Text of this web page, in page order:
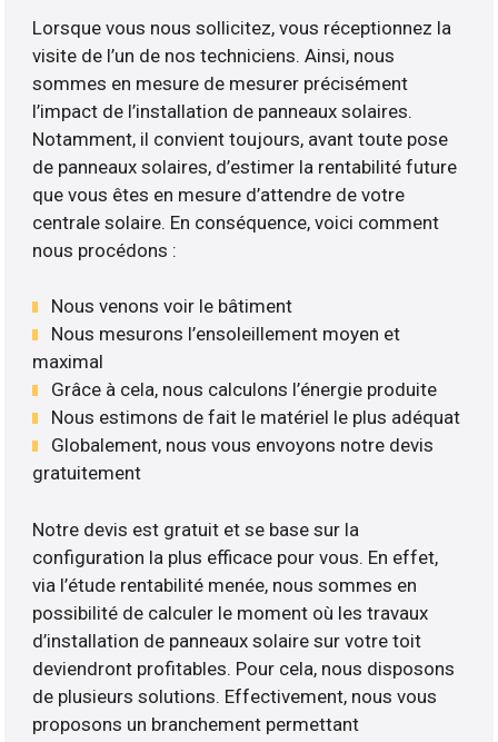
Lorsque vous nous sollicitez, vous réceptionnez la
visite de l’un de nos techniciens. Ainsi, nous
sommes en mesure de mesurer précisément
l’impact de l’installation de panneaux solaires.
Notamment, il convient toujours, avant toute pose
de panneaux solaires, d’estimer la rentabilité future
que vous êtes en mesure d’attendre de votre
centrale solaire. En conséquence, voici comment
nous procédons :
Nous venons voir le bâtiment
Nous mesurons l’ensoleillement moyen et
maximal
Grâce à cela, nous calculons l’énergie produite
Nous estimons de fait le matériel le plus adéquat
Globalement, nous vous envoyons notre devis
gratuitement
Notre devis est gratuit et se base sur la
configuration la plus efficace pour vous. En effet,
via l’étude rentabilité menée, nous sommes en
possibilité de calculer le moment où les travaux
d’installation de panneaux solaire sur votre toit
deviendront profitables. Pour cela, nous disposons
de plusieurs solutions. Effectivement, nous vous
proposons un branchement permettant